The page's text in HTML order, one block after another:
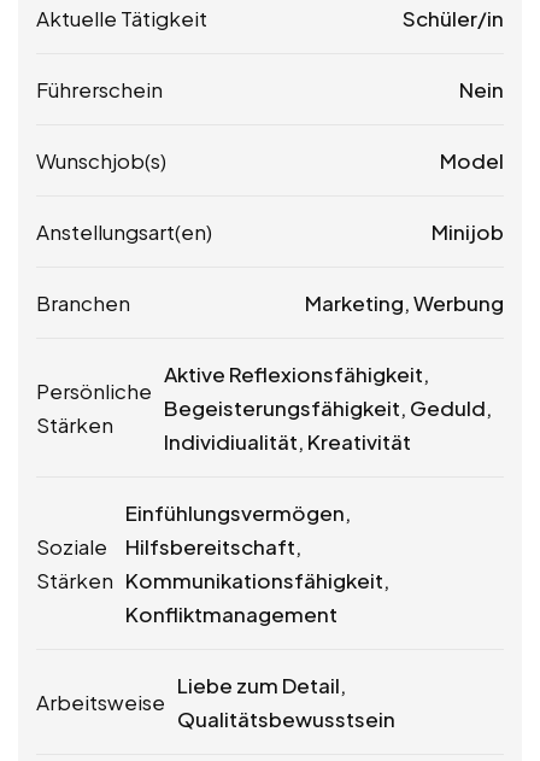
Aktuelle Tätigkeit Schüler/in
Führerschein Nein
Wunschjob(s) Model
Anstellungsart(en) Minijob
Branchen Marketing, Werbung
Persönliche
Stärken
Aktive Reflexionsfähigkeit,
Begeisterungsfähigkeit, Geduld,
Individiualität, Kreativität
Soziale
Stärken
Einfühlungsvermögen,
Hilfsbereitschaft,
Kommunikationsfähigkeit,
Konfliktmanagement
Arbeitsweise
Liebe zum Detail,
Qualitätsbewusstsein